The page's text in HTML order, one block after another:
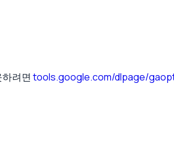
하려면tools.google.com/dlpage/